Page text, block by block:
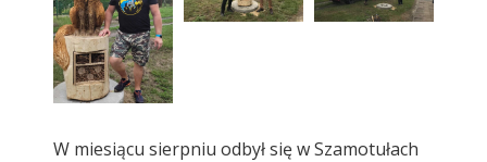
W miesiącu sierpniu odbył się w Szamotułach